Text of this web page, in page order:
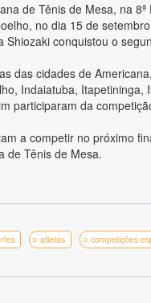
de Tênis de Mesa, na
no dia 15 de
Shiozaki conquistou o
das cidades de
Indaiatuba,
participaram da
a competir no próximo
de Tênis de Mesa.
atletas competições